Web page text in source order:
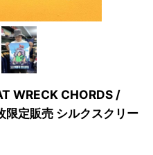
WRECK CHORDS /
定販売 シルクスクリー